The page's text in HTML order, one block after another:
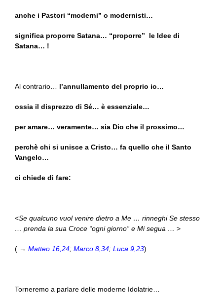
anche i Pastori “moderni” o modernisti…
significa proporre Satana… “proporre” le Idee di
Satana… !
Al contrario… l’annullamento del proprio io…
ossia il disprezzo di Sé… è essenziale…
per amare… veramente… sia Dio che il prossimo…
perchè chi si unisce a Cristo… fa quello che il Santo
Vangelo…
ci chiede di fare:
<Se qualcuno vuol venire dietro a Me … rinneghi Se stesso
… prenda la sua Croce “ogni giorno” e Mi segua … >
( → Matteo 16,24; Marco 8,34; Luca 9,23)
Torneremo a parlare delle moderne Idolatrie…